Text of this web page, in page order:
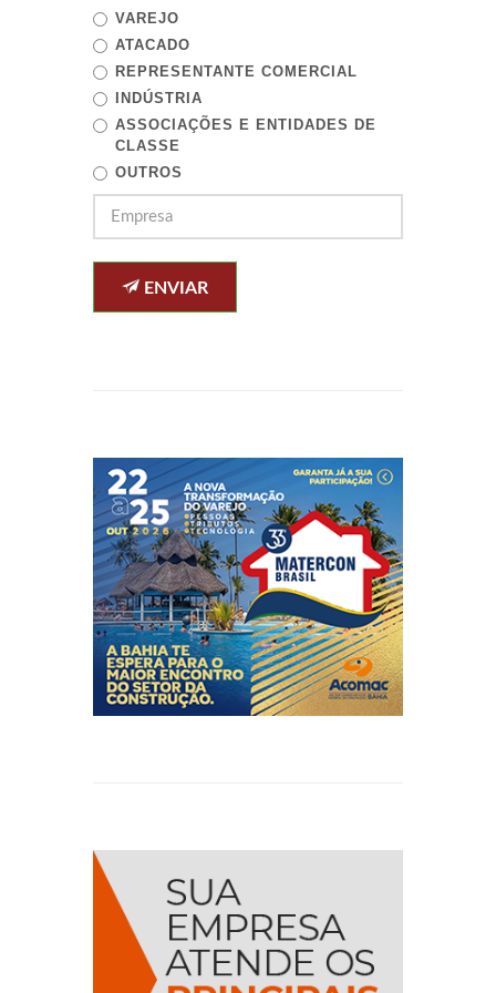
VAREJO
ATACADO
REPRESENTANTE COMERCIAL
INDÚSTRIA
ASSOCIAÇÕES E ENTIDADES DE
CLASSE
OUTROS
ENVIAR